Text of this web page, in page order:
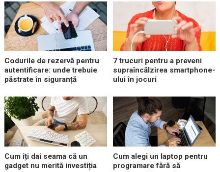
Codurile de rezervă pentru
autentificare: unde trebuie
păstrate în siguranță
7 trucuri pentru a preveni
supraîncălzirea smartphone-
ului în jocuri
Cum îți dai seama că un
gadget nu merită investiția
Cum alegi un laptop pentru
programare fără să